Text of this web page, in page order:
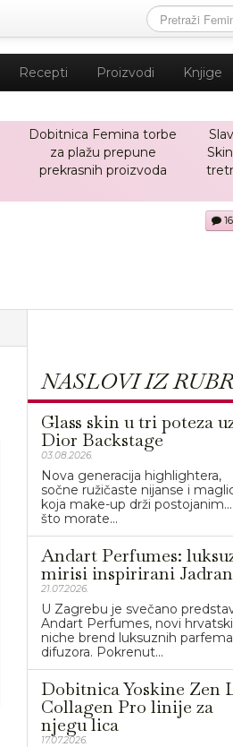
Recepti Proizvodi Knjige
Dobitnica Femina torbe
za plažu prepune
prekrasnih proizvoda
16
NASLOVI IZ
Glass skin u tri poteza
Dior Backstage
03.08.2026.
Nova generacija highlightera,
sočne ružičaste nijanse i
koja make-up drži
što morate...
Andart Perfumes:
mirisi inspirirani
21.07.2026.
U Zagrebu je svečano
Andart Perfumes, novi hrvatski
niche brend luksuznih
difuzora. Pokrenut...
Dobitnica Yoskine Zen
Collagen Pro linije za
njegu lica
17.07.2026.